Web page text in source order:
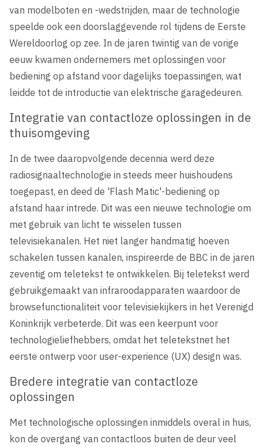
van modelboten en -wedstrijden, maar de technologie
speelde ook een doorslaggevende rol tijdens de Eerste
Wereldoorlog op zee. In de jaren twintig van de vorige
eeuw kwamen ondernemers met oplossingen voor
bediening op afstand voor dagelijks toepassingen, wat
leidde tot de introductie van elektrische garagedeuren.
Integratie van contactloze oplossingen in de
thuisomgeving
In de twee daaropvolgende decennia werd deze
radiosignaaltechnologie in steeds meer huishoudens
toegepast, en deed de 'Flash Matic'-bediening op
afstand haar intrede. Dit was een nieuwe technologie om
met gebruik van licht te wisselen tussen
televisiekanalen. Het niet langer handmatig hoeven
schakelen tussen kanalen, inspireerde de BBC in de jaren
zeventig om teletekst te ontwikkelen. Bij teletekst werd
gebruikgemaakt van infraroodapparaten waardoor de
browsefunctionaliteit voor televisiekijkers in het Verenigd
Koninkrijk verbeterde. Dit was een keerpunt voor
technologieliefhebbers, omdat het teletekstnet het
eerste ontwerp voor user-experience (UX) design was.
Bredere integratie van contactloze
oplossingen
Met technologische oplossingen inmiddels overal in huis,
kon de overgang van contactloos buiten de deur veel